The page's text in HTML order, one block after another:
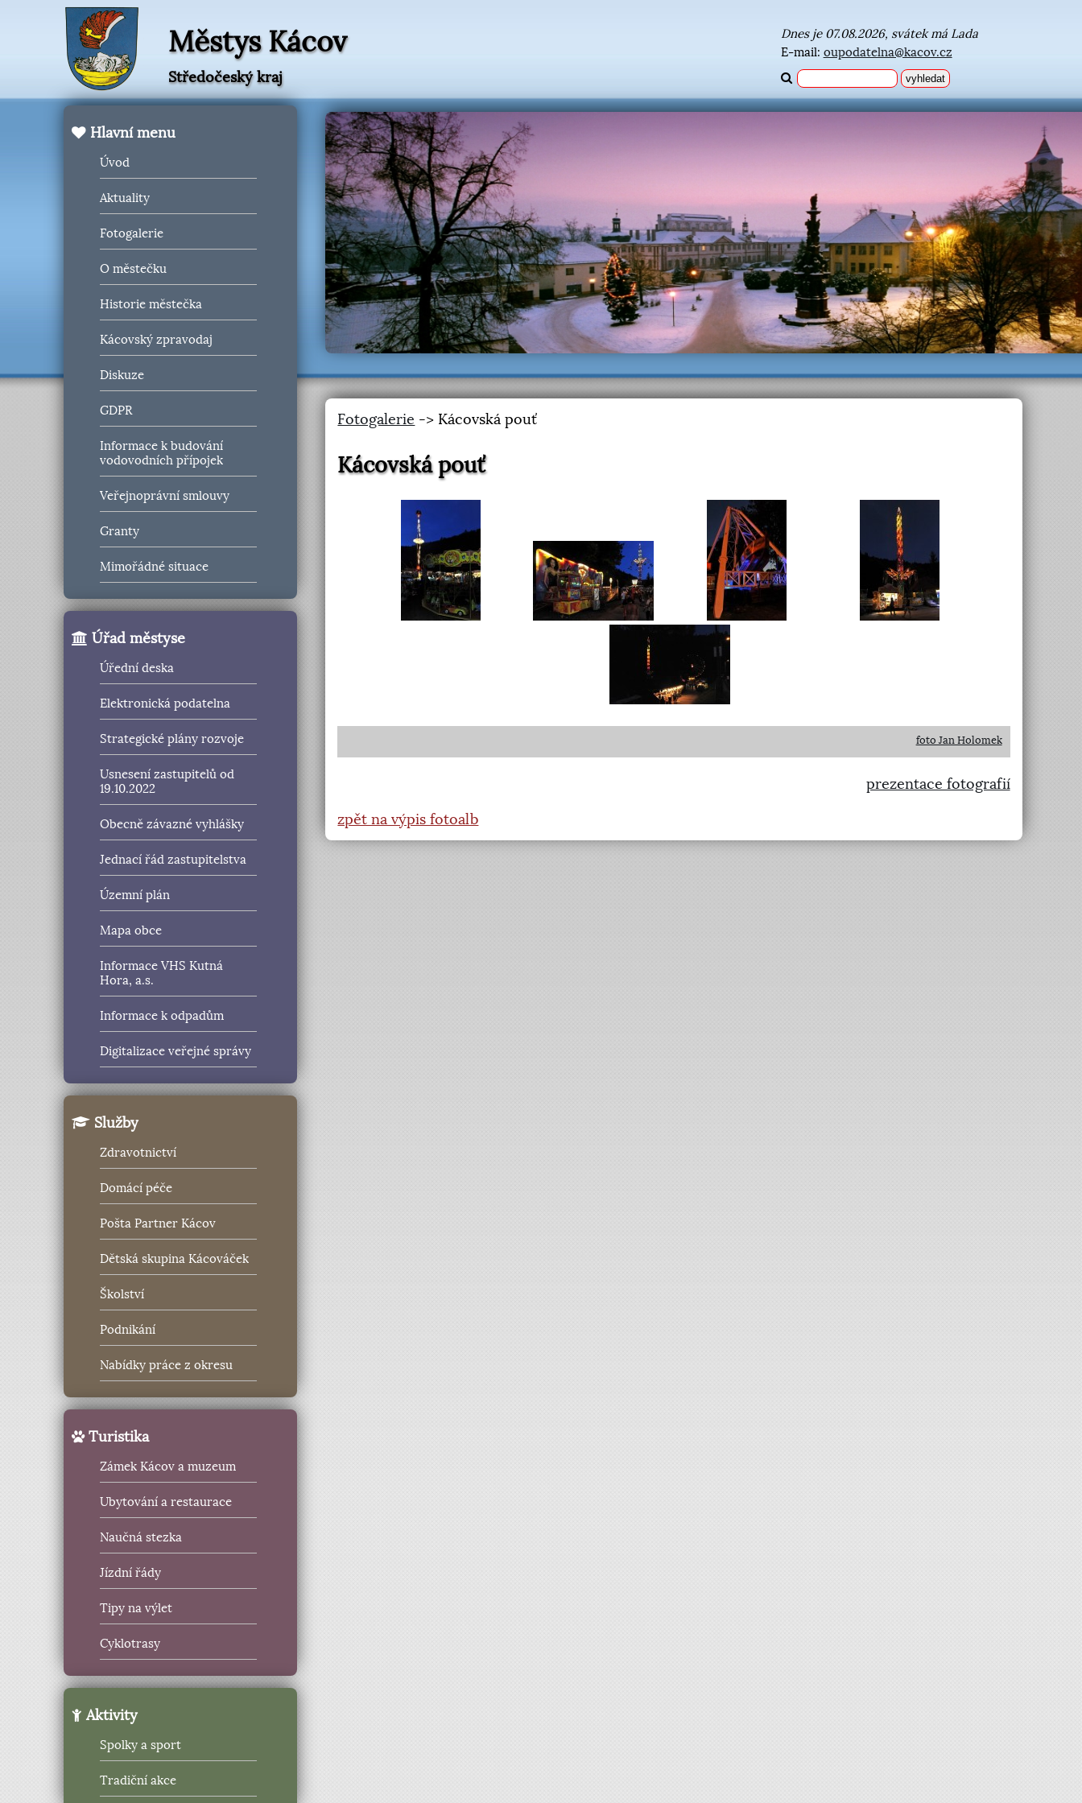
Městys Kácov
Středočeský kraj
Dnes je 07.08.2026, svátek má Lada
E-mail: oupodatelna@kacov.cz
Hlavní menu
Úvod
Aktuality
Fotogalerie
O městečku
Historie městečka
Kácovský zpravodaj
Diskuze
GDPR
Informace k budování
vodovodních přípojek
Veřejnoprávní smlouvy
Granty
Mimořádné situace
Úřad městyse
Úřední deska
Elektronická podatelna
Strategické plány rozvoje
Usnesení zastupitelů od
19.10.2022
Obecně závazné vyhlášky
Jednací řád zastupitelstva
Územní plán
Mapa obce
Informace VHS Kutná
Hora, a.s.
Informace k odpadům
Digitalizace veřejné správy
Služby
Zdravotnictví
Domácí péče
Pošta Partner Kácov
Dětská skupina Kácováček
Školství
Podnikání
Nabídky práce z okresu
Turistika
Zámek Kácov a muzeum
Ubytování a restaurace
Naučná stezka
Jízdní řády
Tipy na výlet
Cyklotrasy
Aktivity
Spolky a sport
Tradiční akce
Fotogalerie -> Kácovská pouť
Kácovská pouť
foto Jan Holomek
prezentace fotografií
zpět na výpis fotoalb